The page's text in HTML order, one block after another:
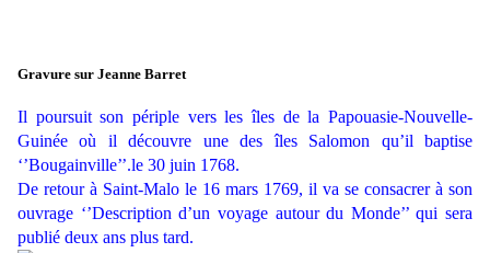
Gravure sur Jeanne Barret
Il poursuit son périple vers les îles de la Papouasie-Nouvelle-
Guinée où il découvre une des îles Salomon qu’il baptise
‘’Bougainville’’.le 30 juin 1768.
De retour à Saint-Malo le 16 mars 1769, il va se consacrer à son
ouvrage ‘’Description d’un voyage autour du Monde’’ qui sera
publié deux ans plus tard.